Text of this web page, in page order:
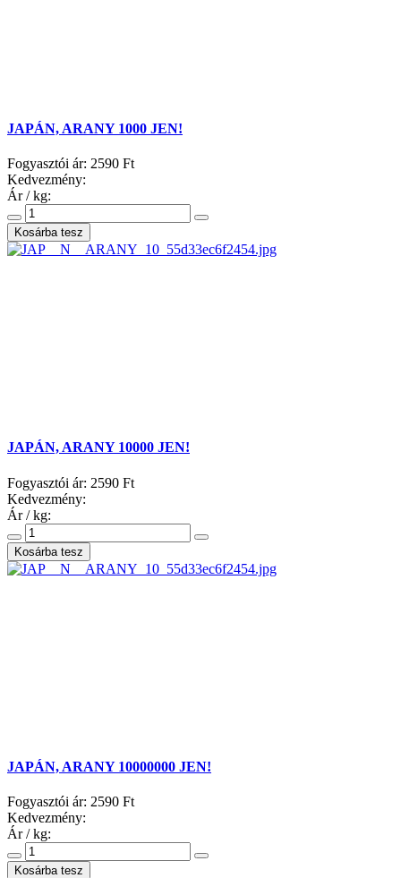
JAPÁN, ARANY 1000 JEN!
Fogyasztói ár: 2590 Ft
Kedvezmény:
Ár / kg:
JAPÁN, ARANY 10000 JEN!
Fogyasztói ár: 2590 Ft
Kedvezmény:
Ár / kg:
JAPÁN, ARANY 10000000 JEN!
Fogyasztói ár: 2590 Ft
Kedvezmény:
Ár / kg: